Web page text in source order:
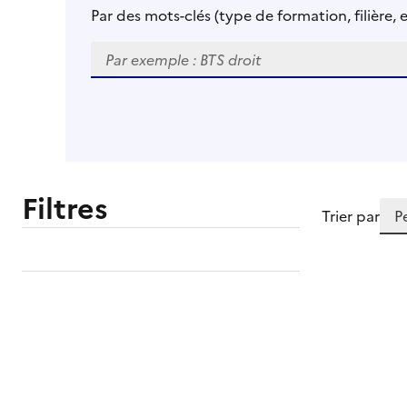
Bandeau recherche
Par des mots-clés (type de formation, filière,
Astuce : Séparer les mots-clés par la touche
Filtres Trier par